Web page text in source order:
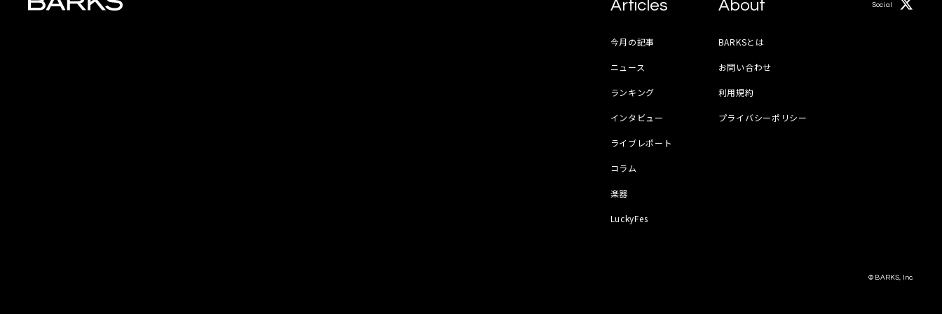
Articles
今月の記事
ニュース
ランキング
インタビュー
ライブレポート
コラム
楽器
LuckyFes
About
BARKSとは
お問い合わせ
利用規約
プライバシーポリシー
Social
© BARKS, Inc.